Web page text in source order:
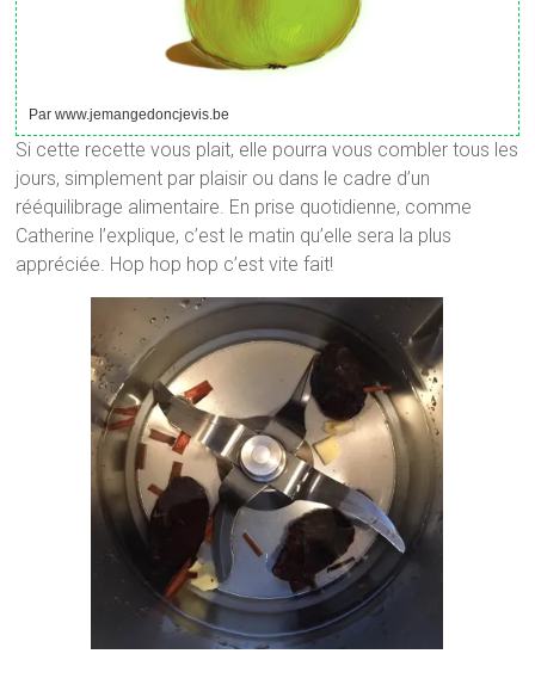
Par www.jemangedoncjevis.be
Si cette recette vous plait, elle pourra vous combler tous les
jours, simplement par plaisir ou dans le cadre d’un
rééquilibrage alimentaire. En prise quotidienne, comme
Catherine l’explique, c’est le matin qu’elle sera la plus
appréciée. Hop hop hop c’est vite fait!